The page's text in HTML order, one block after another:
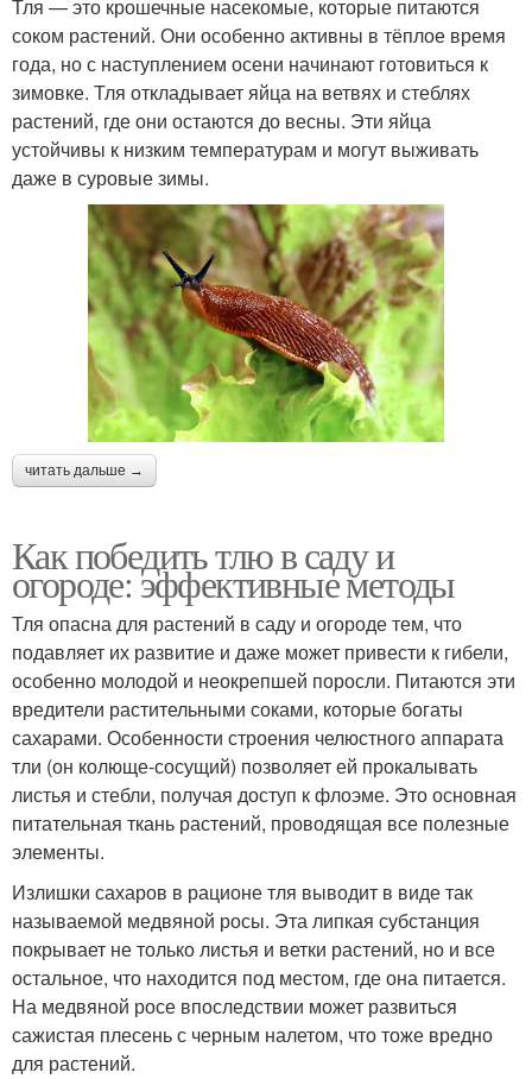
Тля — это крошечные насекомые, которые питаются
соком растений. Они особенно активны в тёплое время
года, но с наступлением осени начинают готовиться к
зимовке. Тля откладывает яйца на ветвях и стеблях
растений, где они остаются до весны. Эти яйца
устойчивы к низким температурам и могут выживать
даже в суровые зимы.
читать дальше →
Как победить тлю в саду и
огороде: эффективные методы
Тля опасна для растений в саду и огороде тем, что
подавляет их развитие и даже может привести к гибели,
особенно молодой и неокрепшей поросли. Питаются эти
вредители растительными соками, которые богаты
сахарами. Особенности строения челюстного аппарата
тли (он колюще-сосущий) позволяет ей прокалывать
листья и стебли, получая доступ к флоэме. Это основная
питательная ткань растений, проводящая все полезные
элементы.
Излишки сахаров в рационе тля выводит в виде так
называемой медвяной росы. Эта липкая субстанция
покрывает не только листья и ветки растений, но и все
остальное, что находится под местом, где она питается.
На медвяной росе впоследствии может развиться
сажистая плесень с черным налетом, что тоже вредно
для растений.